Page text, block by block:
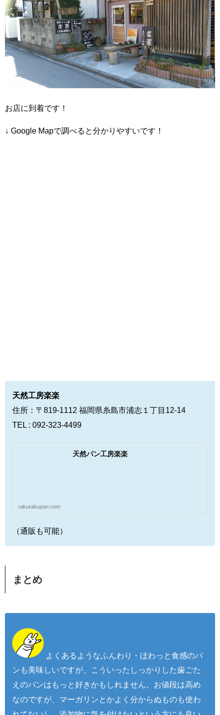
お店に到着です！
↓ Google Mapで調べると分かりやすいです！
天然工房楽楽
住所：〒819-1112 福岡県糸島市浦志１丁目12-14
TEL : 092-323-4499
天然パン工房楽楽
rakurakupan.com
（通販も可能）
まとめ
よくあるようなふんわり・ほわっと食感のパ
ンも美味しいですが、こういったしっかりした歯ごた
えのパンはもっと好きかもしれません。お値段は高め
なのですが、マーガリンとかよく分からぬものも使わ